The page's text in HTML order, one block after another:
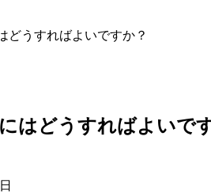
どうすればよいですか？
はどうすればよいで